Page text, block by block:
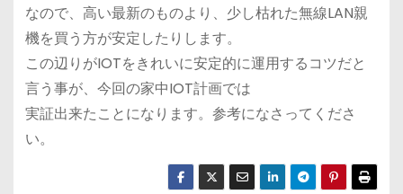
なので、高い最新のものより、少し枯れた無線LAN親
機を買う方が安定したりします。
この辺りがIOTをきれいに安定的に運用するコツだと
言う事が、今回の家中IOT計画では
実証出来たことになります。参考になさってくださ
い。